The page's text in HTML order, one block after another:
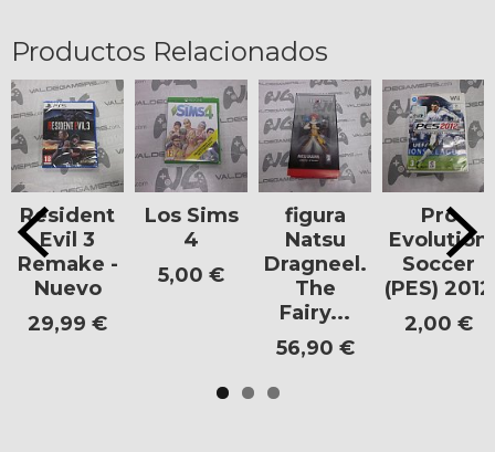
Productos Relacionados
Resident
Evil 3
Remake -
Nuevo
29,99 €
Los Sims
4
5,00 €
figura
Natsu
Dragneel.
The
Fairy...
56,90 €
Pro
Evolution
Soccer
(PES) 2012
2,00 €